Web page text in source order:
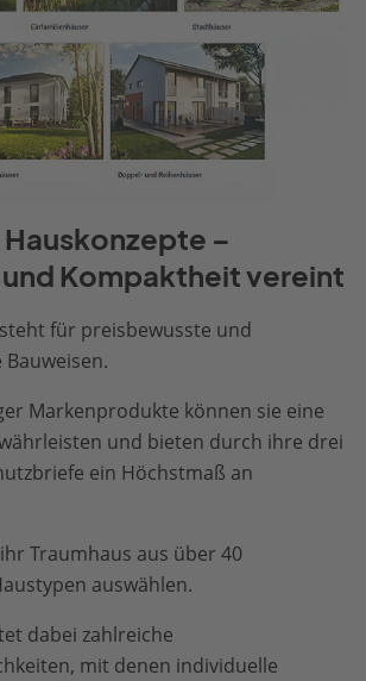
–
Kompaktheit vereint
für preisbewusste und
Markenprodukte können sie eine
und bieten durch ihre drei
ein Höchstmaß an
Traumhaus aus über 40
auswählen.
dabei zahlreiche
mit denen individuelle